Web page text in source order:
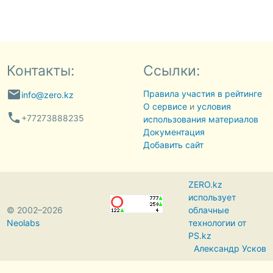
Контакты:
emailinfo@zero.kz
phone +77273888235
Ссылки:
Правила участия в рейтинге
О сервисеи условия
использования материалов
Документация
Добавить сайт
© 2002–2026
Neolabs
ZERO.kz
использует
облачные
технологии от
PS.kz
Александр Усков